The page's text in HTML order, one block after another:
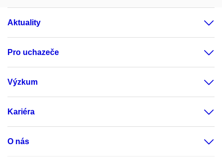
Aktuality
Pro uchazeče
Výzkum
Kariéra
O nás